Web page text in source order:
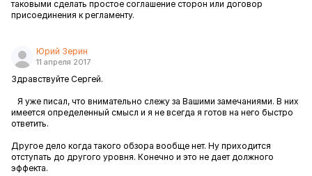
таковыми сделать простое соглашение сторон или договор
присоединения к регламенту.
Юрий Зерин
11 апреля 2017
Здравствуйте Сергей.
Я уже писал, что внимательно слежу за Вашими замечаниями. В них
имеется определенный смысл и я не всегда я готов на него быстро
ответить.
Другое дело когда такого обзора вообще нет. Ну приходится
отступать до другого уровня. Конечно и это не дает должного
эффекта.